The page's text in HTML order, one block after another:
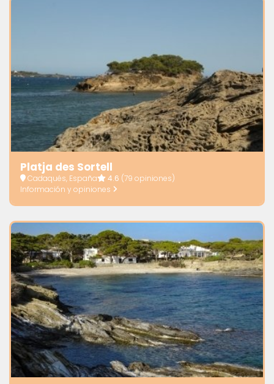
Platja des Sortell
Cadaqués, España 4.6 (79 opiniones)
Información y opiniones